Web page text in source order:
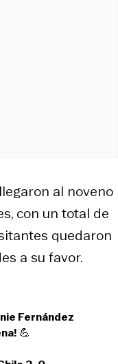
al noveno
con un total de
quedaron
a su favor.
Fernández
💪